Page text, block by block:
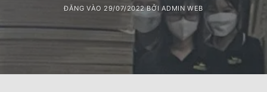
ĐĂNG VÀO 29/07/2022 BỞI ADMIN WEB